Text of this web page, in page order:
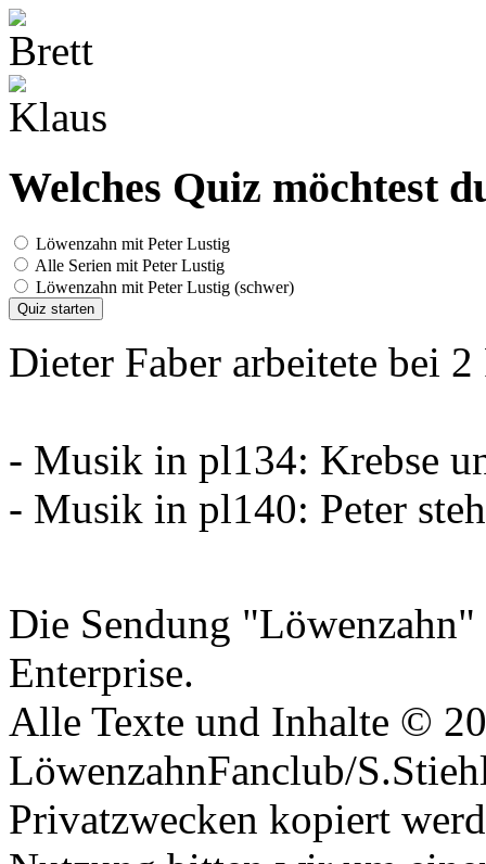
Welches Quiz möchtest
Löwenzahn mit Peter Lustig
Alle Serien mit Peter Lustig
Löwenzahn mit Peter Lustig (schwer)
Quiz starten
Dieter Faber arbeitete bei
- Musik in pl134: Krebse
- Musik in pl140: Peter
Die Sendung
Enterprise.
Alle Texte und Inhalte ©
LöwenzahnFanclub/
Privatzwecken kopiert